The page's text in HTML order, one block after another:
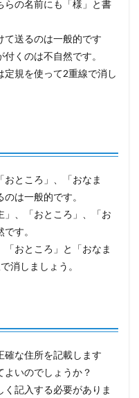
らの名前にも「様」と書
て送るのは一般的です
くのは不自然です。
規を使って2重線で消し
おところ」、「おなま
は一般的です。
」、「おところ」、「お
す。
おところ」と「おなま
消しましょう。
確な住所を記載します
いのでしょうか？
記入する必要がありま